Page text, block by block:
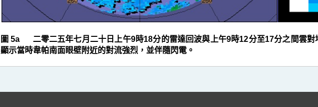
圖 5a 二零二五年七月二十日上午9時18分的雷達回波與上午9時12分至17分之間雲對
顯示當時韋帕南面眼壁附近的對流強烈，並伴隨閃電。